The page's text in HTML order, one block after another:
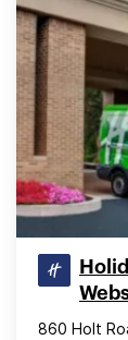
860 Holt